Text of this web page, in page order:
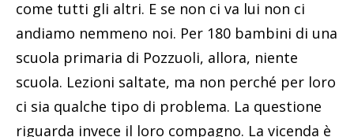
come tutti gli altri. E se non ci va lui non ci
andiamo nemmeno noi. Per 180 bambini di una
scuola primaria di Pozzuoli, allora, niente
scuola. Lezioni saltate, ma non perché per loro
ci sia qualche tipo di problema. La questione
riguarda invece il loro compagno. La vicenda è